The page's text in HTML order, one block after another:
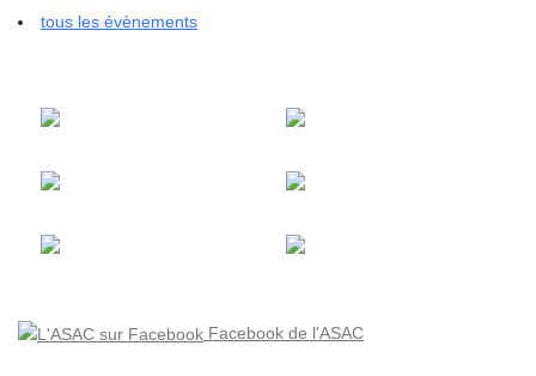
tous les évènements
Facebook de l'ASAC